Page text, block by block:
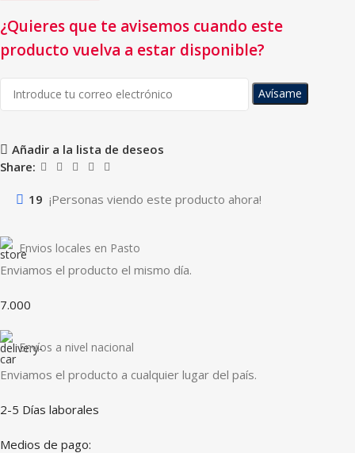
¿Quieres que te avisemos cuando este
producto vuelva a estar disponible?
Avísame
Añadir a la lista de deseos
Share:
19 ¡Personas viendo este producto ahora!
Envios locales en Pasto
Enviamos el producto el mismo día.
7.000
Envíos a nivel nacional
Enviamos el producto a cualquier lugar del país.
2-5 Días laborales
Medios de pago: